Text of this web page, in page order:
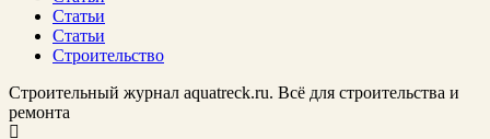
Статьи
Статьи
Строительство
Строительный журнал aquatreck.ru. Всё для строительства и
ремонта